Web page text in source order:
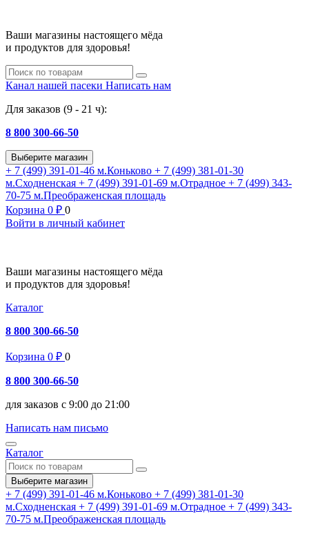
Ваши магазины настоящего мёда
и продуктов для здоровья!
Канал нашей пасеки Написать нам
Для заказов (9 - 21 ч):
8 800 300-66-50
Выберите магазин
+ 7 (499) 391-01-46 м.Коньково + 7 (499) 381-01-30
м.Сходненская + 7 (499) 391-01-69 м.Отрадное + 7 (499) 343-
70-75 м.Преображенская площадь
Корзина 0 ₽ 0
Войти в личный кабинет
Ваши магазины настоящего мёда
и продуктов для здоровья!
Каталог
8 800 300-66-50
Корзина 0 ₽ 0
8 800 300-66-50
для заказов с 9:00 до 21:00
Написать нам письмо
Каталог
Выберите магазин
+ 7 (499) 391-01-46 м.Коньково + 7 (499) 381-01-30
м.Сходненская + 7 (499) 391-01-69 м.Отрадное + 7 (499) 343-
70-75 м.Преображенская площадь